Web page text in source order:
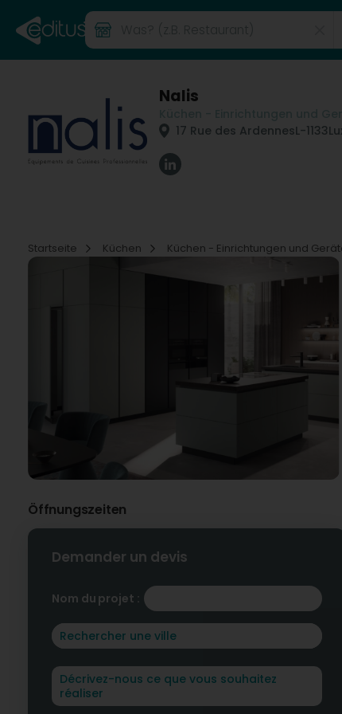
Nalis
17 Rue des ArdennesL-1133
Startseite Küchen Küchen - Einrichtungen und
Öffnungszeiten
Demander un devis
Nom du projet :